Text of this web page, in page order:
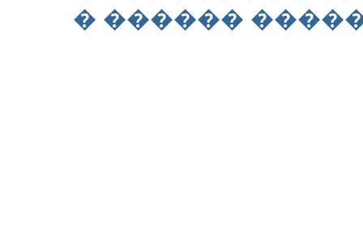
� ������